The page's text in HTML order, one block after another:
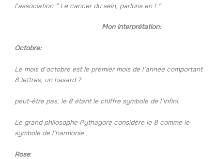
l’association “ Le cancer du sein, parlons en ! “
Mon interprétation:
Octobre:
Le mois d’octobre est le premier mois de l’année comportant
8 lettres, un hasard ?
peut-être pas, le 8 étant le chiffre symbole de l’infini.
Le grand philosophe Pythagore considère le 8 comme le
symbole de l’harmonie .
Rose: